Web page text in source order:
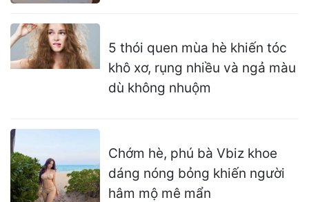
5 thói quen mùa hè khiến tóc
khô xơ, rụng nhiều và ngả màu
dù không nhuộm
Chớm hè, phú bà Vbiz khoe
dáng nóng bỏng khiến người
hâm mộ mê mẩn